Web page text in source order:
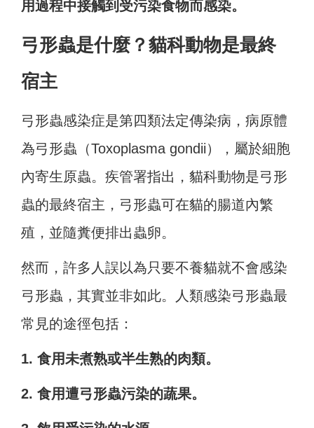
用過程中接觸到受污染食物而感染。
弓形蟲是什麼？貓科動物是最終
宿主
弓形蟲感染症是第四類法定傳染病，病原體
為弓形蟲（Toxoplasma gondii），屬於細胞
內寄生原蟲。疾管署指出，貓科動物是弓形
蟲的最終宿主，弓形蟲可在貓的腸道內繁
殖，並隨糞便排出蟲卵。
然而，許多人誤以為只要不養貓就不會感染
弓形蟲，其實並非如此。人類感染弓形蟲最
常見的途徑包括：
1. 食用未煮熟或半生熟的肉類。
2. 食用遭弓形蟲污染的蔬果。